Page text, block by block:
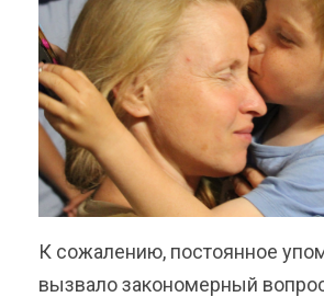
К сожалению, постоянное
вызвало закономерный